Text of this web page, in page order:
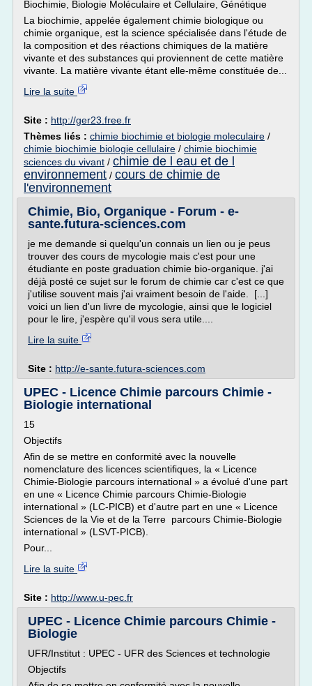
Biochimie, Biologie Moléculaire et Cellulaire, Génétique
La biochimie, appelée également chimie biologique ou
chimie organique, est la science spécialisée dans l'étude de
la composition et des réactions chimiques de la matière
vivante et des substances qui proviennent de cette matière
vivante. La matière vivante étant elle-même constituée de...
Lire la suite
Site : http://ger23.free.fr
Thèmes liés : chimie biochimie et biologie moleculaire /
chimie biochimie biologie cellulaire / chimie biochimie
sciences du vivant / chimie de l eau et de l
environnement / cours de chimie de
l'environnement
Chimie, Bio, Organique - Forum - e-
sante.futura-sciences.com
je me demande si quelqu'un connais un lien ou je peus
trouver des cours de mycologie mais c'est pour une
étudiante en poste graduation chimie bio-organique. j'ai
déjà posté ce sujet sur le forum de chimie car c'est ce que
j'utilise souvent mais j'ai vraiment besoin de l'aide. [...]
voici un lien d'un livre de mycologie, ainsi que le logiciel
pour le lire, j'espère qu'il vous sera utile....
Lire la suite
Site : http://e-sante.futura-sciences.com
UPEC - Licence Chimie parcours Chimie -
Biologie international
15
Objectifs
Afin de se mettre en conformité avec la nouvelle
nomenclature des licences scientifiques, la « Licence
Chimie-Biologie parcours international » a évolué d'une part
en une « Licence Chimie parcours Chimie-Biologie
international » (LC-PICB) et d'autre part en une « Licence
Sciences de la Vie et de la Terre parcours Chimie-Biologie
international » (LSVT-PICB).
Pour...
Lire la suite
Site : http://www.u-pec.fr
UPEC - Licence Chimie parcours Chimie -
Biologie
UFR/Institut : UPEC - UFR des Sciences et technologie
Objectifs